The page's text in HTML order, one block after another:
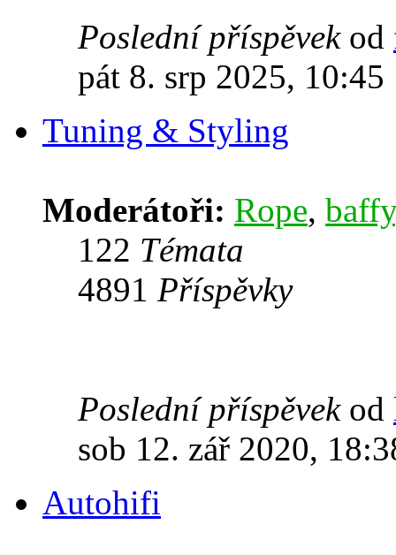
Poslední příspěvekod
pát 8. srp 2025, 10:45
Tuning & Styling
Moderátoři: Rope, baffy
122 Témata
4891 Příspěvky
Poslední příspěvekod
sob 12. zář 2020,
Autohifi